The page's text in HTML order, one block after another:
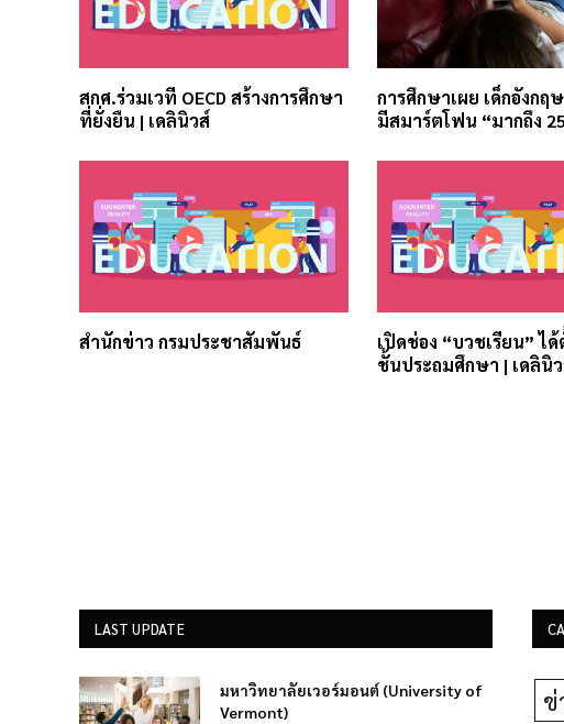
สกศ.ร่วมเวที OECD สร้างการศึกษา
ที่ยั่งยืน | เดลินิวส์
การศึกษาเผย เด็กอังกฤ
มีสมาร์ตโฟน “มากถึง
สำนักข่าว กรมประชาสัมพันธ์
เปิดช่อง “บวชเรียน” ไ
ชั้นประถมศึกษา | เดลินิ
LAST UPDATE
มหาวิทยาลัยเวอร์มอนต์ (University of
Vermont)
ข่